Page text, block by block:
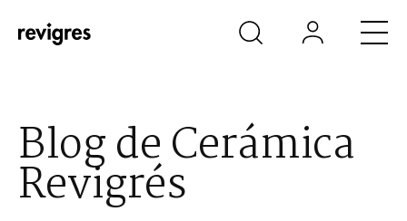
Saltar al contenido principal
Blog de Cerámica
Revigrés